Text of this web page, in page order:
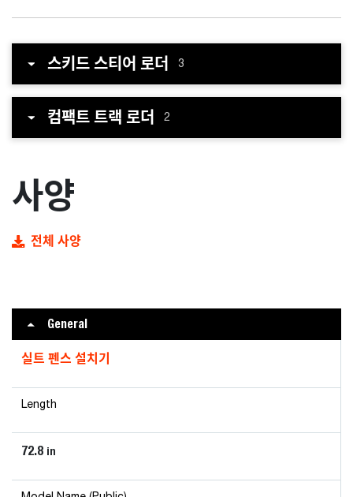
스키드 스티어 로더 3
컴팩트 트랙 로더 2
사양
전체 사양
General
실트 펜스 설치기
Length
72.8 in